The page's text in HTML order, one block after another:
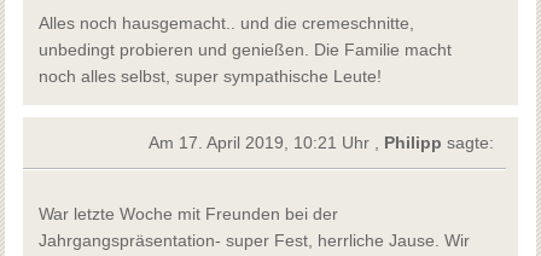
Alles noch hausgemacht.. und die cremeschnitte,
unbedingt probieren und genießen. Die Familie macht
noch alles selbst, super sympathische Leute!
Am 17. April 2019, 10:21 Uhr , Philipp sagte:
War letzte Woche mit Freunden bei der
Jahrgangspräsentation- super Fest, herrliche Jause. Wir